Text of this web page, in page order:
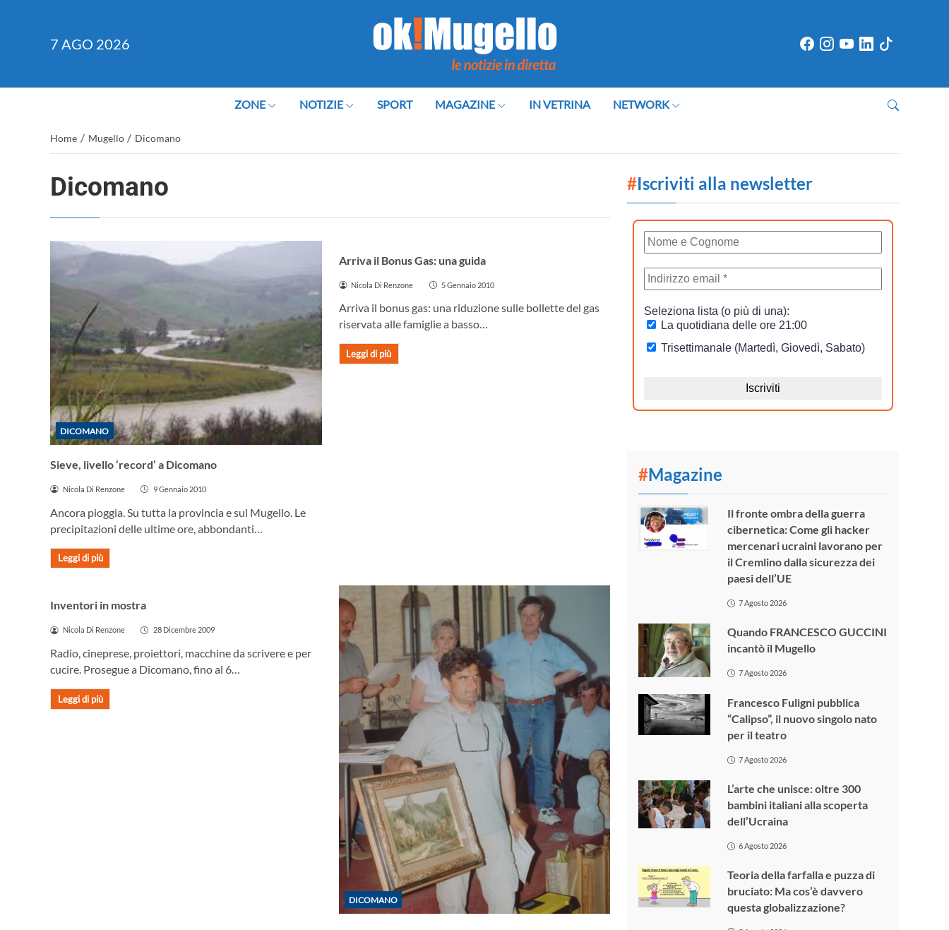
7 AGO 2026
ZONE NOTIZIE SPORT MAGAZINE IN VETRINA NETWORK
Home / Mugello / Dicomano
Dicomano
DICOMANO
Sieve, livello ‘record’ a Dicomano
Nicola Di Renzone 9 Gennaio 2010
Ancora pioggia. Su tutta la provincia e sul Mugello. Le
precipitazioni delle ultime ore, abbondanti…
Leggi di più
Arriva il Bonus Gas: una guida
Nicola Di Renzone 5 Gennaio 2010
Arriva il bonus gas: una riduzione sulle bollette del gas
riservata alle famiglie a basso…
Leggi di più
DICOMANO
Inventori in mostra
Nicola Di Renzone 28 Dicembre 2009
Radio, cineprese, proiettori, macchine da scrivere e per
cucire. Prosegue a Dicomano, fino al 6…
Leggi di più
DICOMANO
#Iscriviti alla newsletter
#Magazine
Il fronte ombra della guerra
cibernetica: Come gli hacker
mercenari ucraini lavorano per
il Cremlino dalla sicurezza dei
paesi dell’UE
7 Agosto 2026
Quando FRANCESCO GUCCINI
incantò il Mugello
7 Agosto 2026
Francesco Fuligni pubblica
“Calipso”, il nuovo singolo nato
per il teatro
7 Agosto 2026
L’arte che unisce: oltre 300
bambini italiani alla scoperta
dell’Ucraina
6 Agosto 2026
Teoria della farfalla e puzza di
bruciato: Ma cos’è davvero
questa globalizzazione?